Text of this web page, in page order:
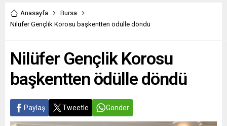
Anasayfa
Bursa
Nilüfer Gençlik Korosu başkentten ödülle döndü
Nilüfer Gençlik Korosu
başkentten ödülle döndü
Paylaş Tweetle Gönder